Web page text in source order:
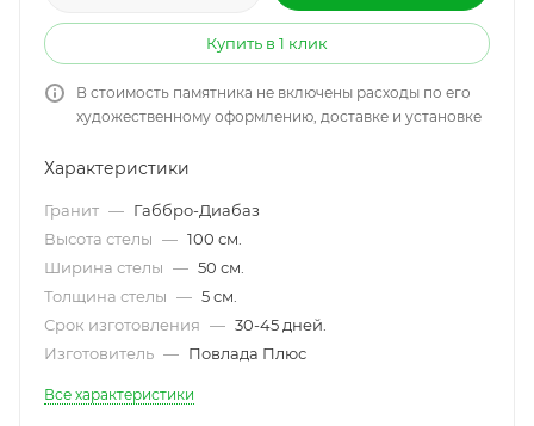
Купить в 1 клик
В стоимость памятника не включены расходы по его
художественному оформлению, доставке и установке
Характеристики
Гранит — Габбро-Диабаз
Высота стелы — 100 см.
Ширина стелы — 50 см.
Толщина стелы — 5 см.
Срок изготовления — 30-45 дней.
Изготовитель — Повлада Плюс
Все характеристики